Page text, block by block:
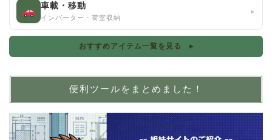
車載・移動
インバーター・荷室収納
▸
おすすめアイテム一覧を見る ▸
便利ツールをまとめました！